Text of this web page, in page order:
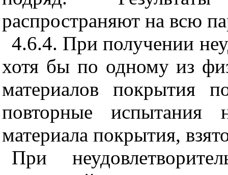
распространяют на всю
4.6.4. При получении
хотя бы по одному из
материалов покрытия
повторные испытания
материала покрытия,
При